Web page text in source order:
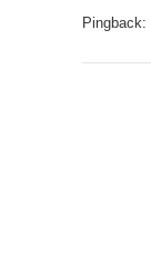
Pingback: